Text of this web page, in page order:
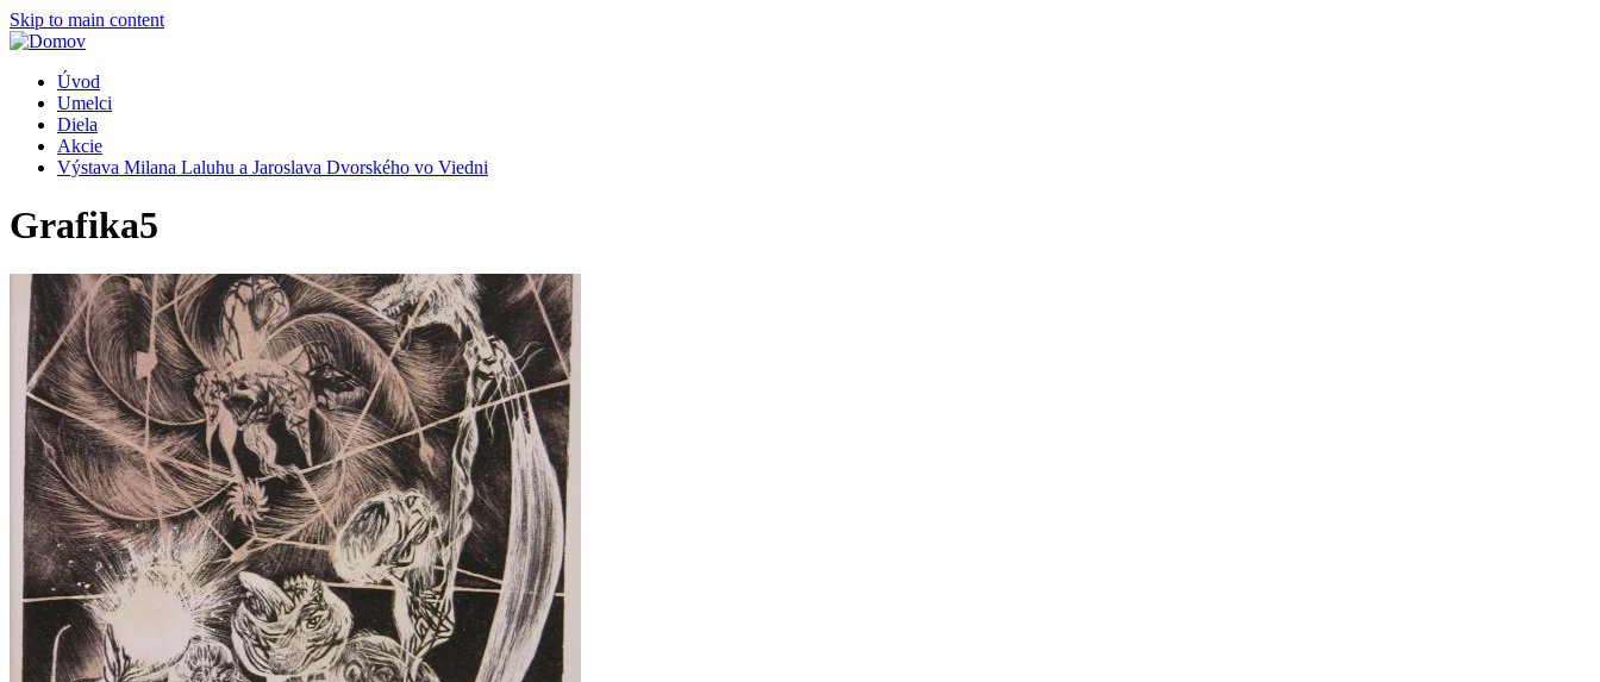
Skip to main content
Úvod
Umelci
Diela
Akcie
Výstava Milana Laluhu a Jaroslava Dvorského vo Viedni
Grafika5